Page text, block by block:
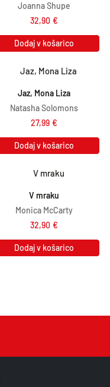
Joanna Shupe
32,90 €
Dodaj v košarico
Jaz, Mona Liza
Natasha Solomons
27,99 €
Dodaj v košarico
V mraku
Monica McCarty
32,90 €
Dodaj v košarico